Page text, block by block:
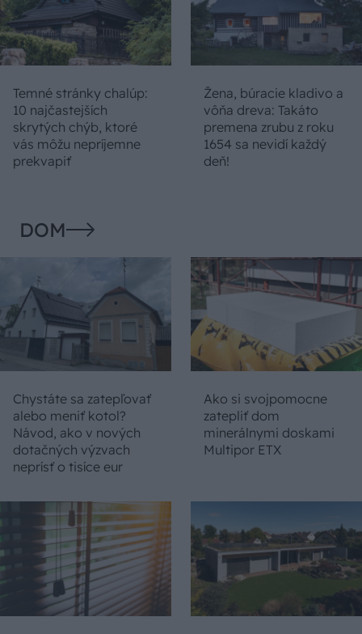
Temné stránky chalúp:
10 najčastejších
skrytých chýb, ktoré
vás môžu nepríjemne
prekvapiť
Žena, búracie kladivo a
vôňa dreva: Takáto
premena zrubu z roku
1654 sa nevidí každý
deň!
DOM
Chystáte sa zatepľovať
alebo meniť kotol?
Návod, ako v nových
dotačných výzvach
neprísť o tisíce eur
Ako si svojpomocne
zatepliť dom
minerálnymi doskami
Multipor ETX